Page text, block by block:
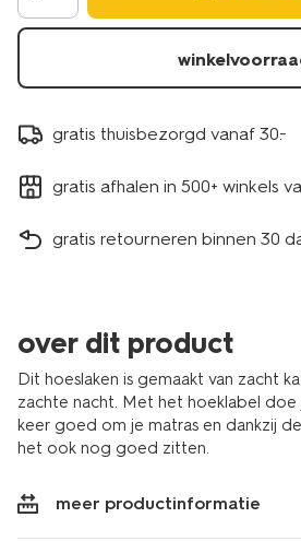
gratis thuisbezorgd vanaf 30.-
gratis afhalen in 500+ winkels
gratis retourneren binnen 30
over dit product
Dit hoeslaken is gemaakt van zacht
zachte nacht. Met het hoeklabel doe
keer goed om je matras en dankzij
het ook nog goed zitten.
meer productinformatie